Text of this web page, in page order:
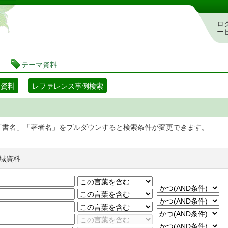
静岡県立図書館 蔵書検索・予約システム
ロ
ー
テーマ資料
料 レファレンス事例検索
名」「著者名」をプルダウンすると検索条件が変更できます。
資料